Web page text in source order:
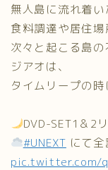
無人島に流れ着い
食料調達や居住
次々と起こる島
ジアオは、
タイムリープの
DVD-SET1＆2
#UNEXT にて
pic.twitter.com/